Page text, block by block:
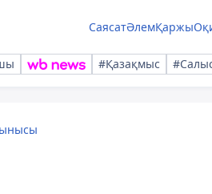
СаясатӘлемҚаржы
#Қазақмыс